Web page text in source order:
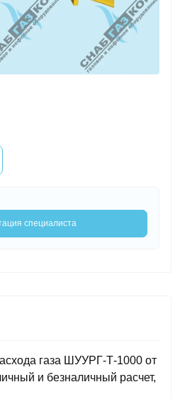
специалиста
газа ШУУРГ-Т-1000 от
и безналичный расчет,